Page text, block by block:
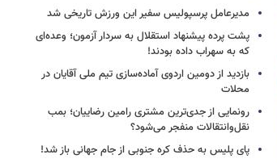
مدیرعامل پرسپولیس سفیر این ورزش تاریخی شد
پشت پرده پیشنهاد استقلال به سردار آزمون؛ وعده‌ای
که به سهراب داده بودند!
بازدید از دومین اردوی آماده‌سازی تیم ملی آقایان در
محلات
رونمایی از جدی‌ترین مشتری رامین رضاییان؛ بمب
نقل‌وانتقالات منفجر می‌شود؟
پای پلیس به حذف کره جنوبی از جام جهانی باز شد!